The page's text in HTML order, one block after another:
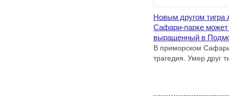
Новым другом тигра
Сафари-парке может
выращенный в
В приморском
трагедия. Умер друг